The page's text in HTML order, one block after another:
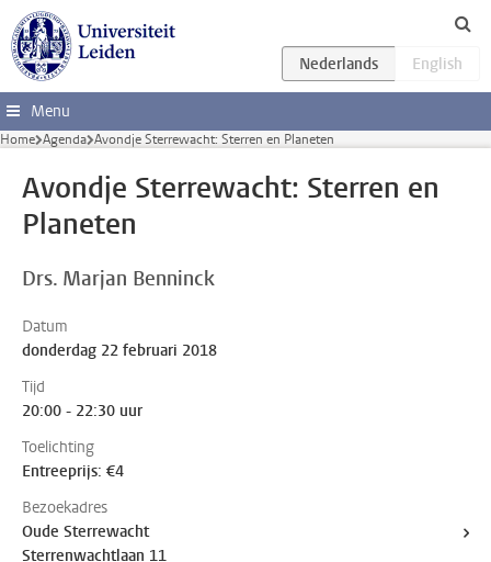
Ga direct naar de inhoud
Menu
Home Agenda Avondje Sterrewacht: Sterren en Planeten
Avondje Sterrewacht: Sterren en
Planeten
Drs. Marjan Benninck
Datum
donderdag 22 februari 2018
Tijd
20:00 - 22:30 uur
Toelichting
Entreeprijs: €4
Bezoekadres
Oude Sterrewacht
Sterrenwachtlaan 11